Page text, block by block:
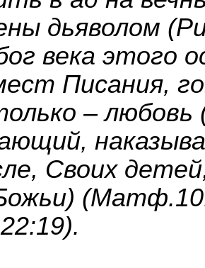
дьяволом
века этого
Писания,
–
Своих